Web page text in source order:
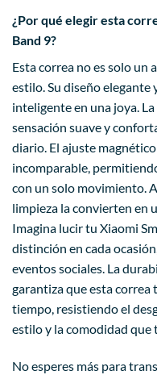
¿Por qué elegir esta
Band 9?
Esta correa no es solo un
estilo. Su diseño
inteligente en una joya.
sensación suave y
diario. El ajuste
incomparable,
con un solo movimiento.
limpieza la convierten en
Imagina lucir tu Xiaomi
distinción en cada
eventos sociales. La
garantiza que esta
tiempo, resistiendo el
estilo y la comodidad que
No esperes más para